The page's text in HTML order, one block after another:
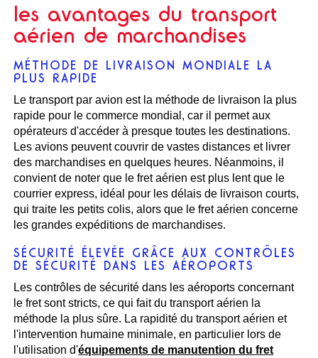
les avantages du transport
aérien de marchandises
MÉTHODE DE LIVRAISON MONDIALE LA
PLUS RAPIDE
Le transport par avion est la méthode de livraison la plus
rapide pour le commerce mondial, car il permet aux
opérateurs d'accéder à presque toutes les destinations.
Les avions peuvent couvrir de vastes distances et livrer
des marchandises en quelques heures. Néanmoins, il
convient de noter que le fret aérien est plus lent que le
courrier express, idéal pour les délais de livraison courts,
qui traite les petits colis, alors que le fret aérien concerne
les grandes expéditions de marchandises.
SÉCURITÉ ÉLEVÉE GRÂCE AUX CONTRÔLES
DE SÉCURITÉ DANS LES AÉROPORTS
Les contrôles de sécurité dans les aéroports concernant
le fret sont stricts, ce qui fait du transport aérien la
méthode la plus sûre. La rapidité du transport aérien et
l'intervention humaine minimale, en particulier lors de
l'utilisation d'équipements de manutention du fret